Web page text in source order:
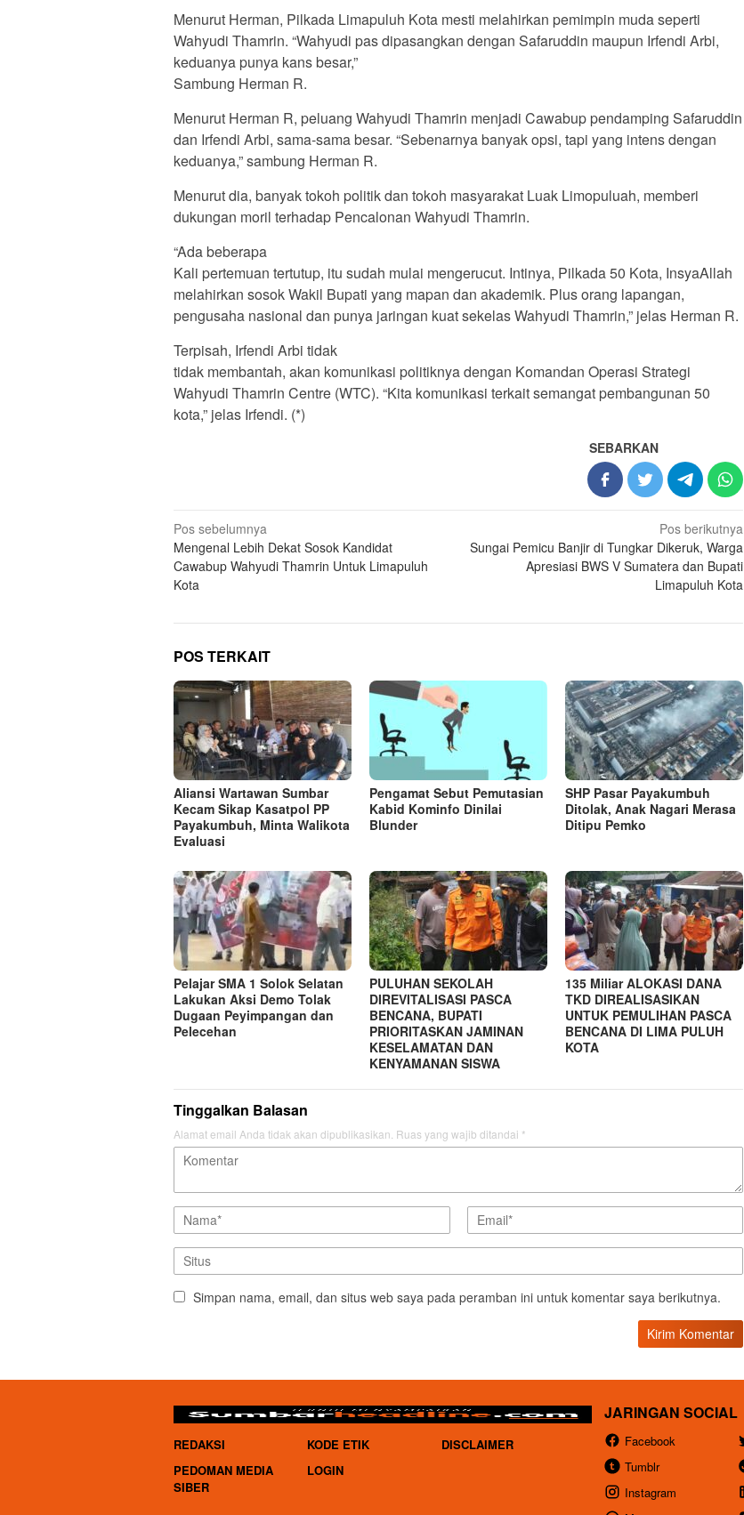
Menurut Herman, Pilkada Limapuluh Kota mesti melahirkan pemimpin muda seperti
Wahyudi Thamrin. “Wahyudi pas dipasangkan dengan Safaruddin maupun Irfendi Arbi,
keduanya punya kans besar,”
Sambung Herman R.
Menurut Herman R, peluang Wahyudi Thamrin menjadi Cawabup pendamping Safaruddin
dan Irfendi Arbi, sama-sama besar. “Sebenarnya banyak opsi, tapi yang intens dengan
keduanya,” sambung Herman R.
Menurut dia, banyak tokoh politik dan tokoh masyarakat Luak Limopuluah, memberi
dukungan moril terhadap Pencalonan Wahyudi Thamrin.
“Ada beberapa
Kali pertemuan tertutup, itu sudah mulai mengerucut. Intinya, Pilkada 50 Kota, InsyaAllah
melahirkan sosok Wakil Bupati yang mapan dan akademik. Plus orang lapangan,
pengusaha nasional dan punya jaringan kuat sekelas Wahyudi Thamrin,” jelas Herman R.
Terpisah, Irfendi Arbi tidak
tidak membantah, akan komunikasi politiknya dengan Komandan Operasi Strategi
Wahyudi Thamrin Centre (WTC). “Kita komunikasi terkait semangat pembangunan 50
kota,” jelas Irfendi. (*)
SEBARKAN
Navigasi
pos
Pos sebelumnya
Mengenal Lebih Dekat Sosok Kandidat
Cawabup Wahyudi Thamrin Untuk Limapuluh
Kota
Pos berikutnya
Sungai Pemicu Banjir di Tungkar Dikeruk, Warga
Apresiasi BWS V Sumatera dan Bupati
Limapuluh Kota
POS TERKAIT
Aliansi Wartawan Sumbar
Kecam Sikap Kasatpol PP
Payakumbuh, Minta Walikota
Evaluasi
Pengamat Sebut Pemutasian
Kabid Kominfo Dinilai
Blunder
SHP Pasar Payakumbuh
Ditolak, Anak Nagari Merasa
Ditipu Pemko
Pelajar SMA 1 Solok Selatan
Lakukan Aksi Demo Tolak
Dugaan Peyimpangan dan
Pelecehan
PULUHAN SEKOLAH
DIREVITALISASI PASCA
BENCANA, BUPATI
PRIORITASKAN JAMINAN
KESELAMATAN DAN
KENYAMANAN SISWA
135 Miliar ALOKASI DANA
TKD DIREALISASIKAN
UNTUK PEMULIHAN PASCA
BENCANA DI LIMA PULUH
KOTA
Tinggalkan Balasan
Alamat email Anda tidak akan dipublikasikan. Ruas yang wajib ditandai *
Simpan nama, email, dan situs web saya pada peramban ini untuk komentar saya berikutnya.
REDAKSI KODE ETIK
DISCLAIMER
PEDOMAN MEDIA
SIBER
LOGIN
JARINGAN SOCIAL
Facebook
Tumblr
Instagram